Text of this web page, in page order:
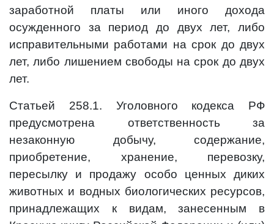
заработной платы или иного дохода
осужденного за период до двух лет, либо
исправительными работами на срок до двух
лет, либо лишением свободы на срок до двух
лет.
Статьей 258.1. Уголовного кодекса РФ
предусмотрена ответственность за
незаконную добычу, содержание,
приобретение, хранение, перевозку,
пересылку и продажу особо ценных диких
животных и водных биологических ресурсов,
принадлежащих к видам, занесенным в